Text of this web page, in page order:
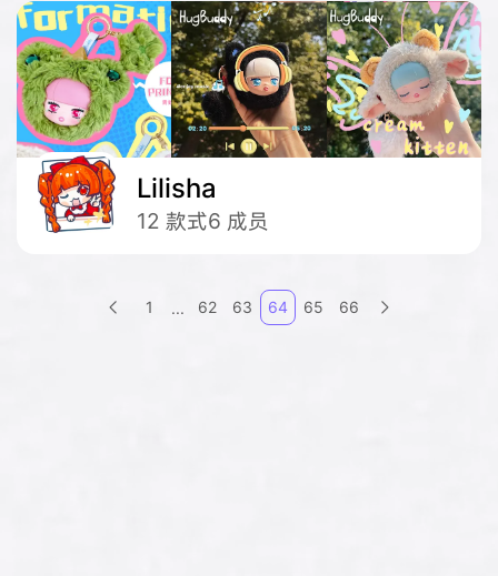
Lilisha
12 款式6 成员
 1 ... 62 63 64 65 66 